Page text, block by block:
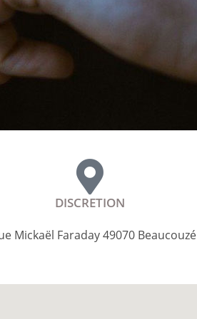
DISCRETION
Mickaël Faraday 49070 Beaucouzé